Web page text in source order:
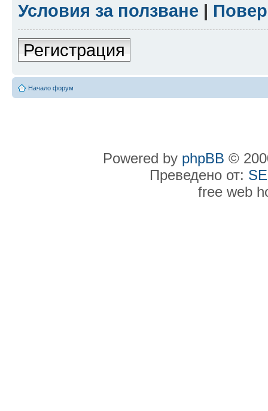
Условия за ползване |
Регистрация
Начало форум
Powered by phpBB ©
Преведено от:
free web